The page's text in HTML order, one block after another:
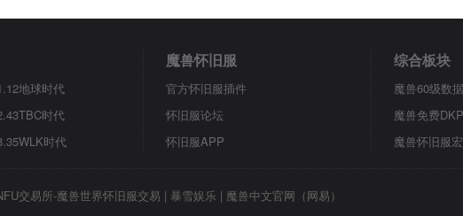
地球时代
时代
时代
魔兽怀旧服
官方怀旧服插件
怀旧服论坛
怀旧服APP
综合板块
魔兽60级数
魔兽免费
魔兽怀旧服
交易所-魔兽世界怀旧服交易 | 暴雪娱乐 | 魔兽中文官网（网易）